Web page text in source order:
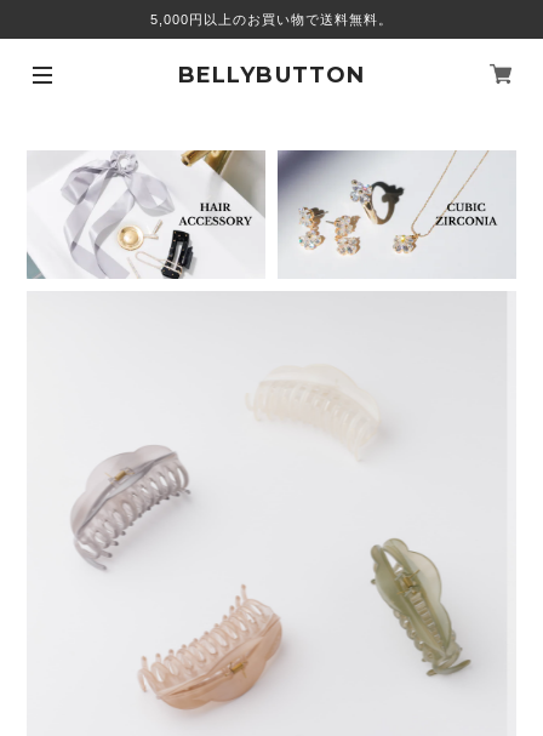
5,000円以上のお買い物で送料無料。
BELLYBUTTON